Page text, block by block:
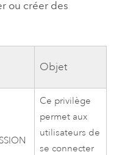
ou créer des
Objet
Ce privilège
permet aux
utilisateurs de
se connecter